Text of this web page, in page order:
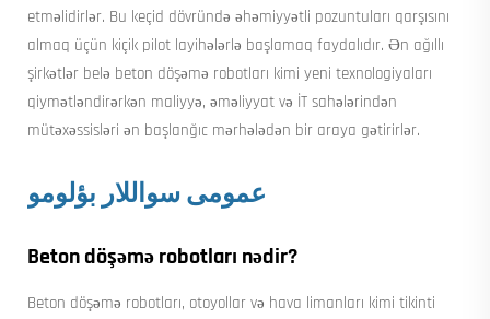
etməlidirlər. Bu keçid dövründə əhəmiyyətli pozuntuları qarşısını
almaq üçün kiçik pilot layihələrlə başlamaq faydalıdır. Ən ağıllı
şirkətlər belə beton döşəmə robotları kimi yeni texnologiyaları
qiymətləndirərkən maliyyə, əməliyyat və İT sahələrindən
mütəxəssisləri ən başlanğıc mərhələdən bir araya gətirirlər.
عمومی سواللار بؤلومو
Beton döşəmə robotları nədir?
Beton döşəmə robotları, otoyollar və hava limanları kimi tikinti